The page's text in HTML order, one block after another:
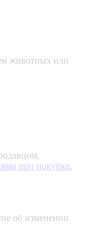
животных или
при покупке.
об изменении